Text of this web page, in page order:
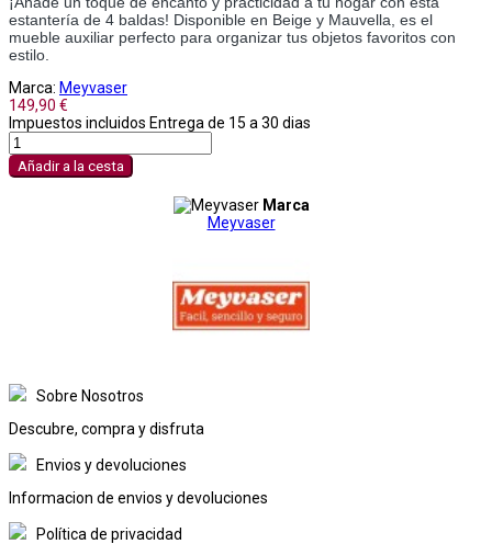
estantería de 4 baldas! Disponible en Beige y Mauvella, es el
mueble auxiliar perfecto para organizar tus objetos favoritos con
estilo.
Marca: Meyvaser
149,90 €
Impuestos incluidos Entrega de 15 a 30 dias
Añadir a la cesta
Marca
Meyvaser
Sobre Nosotros
Descubre, compra y disfruta
Envios y devoluciones
Informacion de envios y devoluciones
Política de privacidad